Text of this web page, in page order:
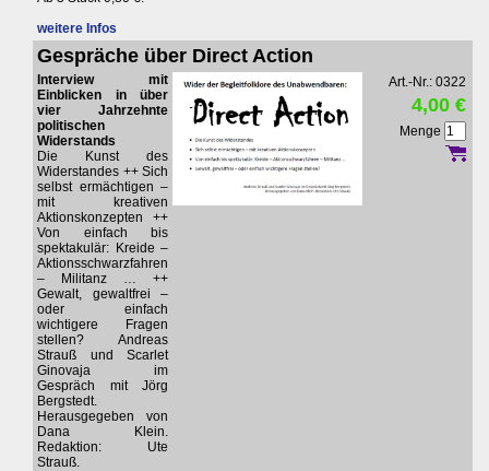
weitere Infos
Gespräche über Direct Action
Interview mit
Einblicken in über
vier Jahrzehnte
politischen
Widerstands
Die Kunst des
Widerstandes ++ Sich
selbst ermächtigen –
mit kreativen
Aktionskonzepten ++
Von einfach bis
spektakulär: Kreide –
Aktionsschwarzfahren
– Militanz … ++
Gewalt, gewaltfrei –
oder einfach
wichtigere Fragen
stellen? Andreas
Strauß und Scarlet
Ginovaja im
Gespräch mit Jörg
Bergstedt.
Herausgegeben von
Dana Klein.
Redaktion: Ute
Strauß.
Art.-Nr.: 0322
4,00 €
Menge